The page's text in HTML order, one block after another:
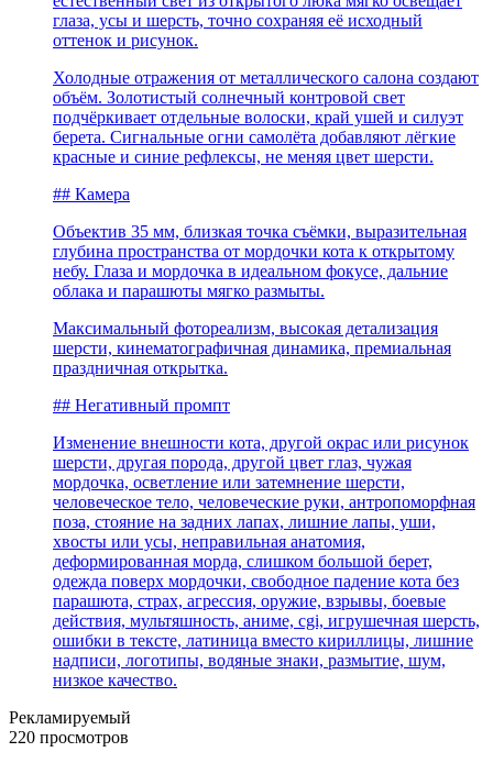
глаза, усы и шерсть, точно сохраняя её исходный
оттенок и рисунок.
Холодные отражения от металлического салона создают
объём. Золотистый солнечный контровой свет
подчёркивает отдельные волоски, край ушей и силуэт
берета. Сигнальные огни самолёта добавляют лёгкие
красные и синие рефлексы, не меняя цвет шерсти.
## Камера
Объектив 35 мм, близкая точка съёмки, выразительная
глубина пространства от мордочки кота к открытому
небу. Глаза и мордочка в идеальном фокусе, дальние
облака и парашюты мягко размыты.
Максимальный фотореализм, высокая детализация
шерсти, кинематографичная динамика, премиальная
праздничная открытка.
## Негативный промпт
Изменение внешности кота, другой окрас или рисунок
шерсти, другая порода, другой цвет глаз, чужая
мордочка, осветление или затемнение шерсти,
человеческое тело, человеческие руки, антропоморфная
поза, стояние на задних лапах, лишние лапы, уши,
хвосты или усы, неправильная анатомия,
деформированная морда, слишком большой берет,
одежда поверх мордочки, свободное падение кота без
парашюта, страх, агрессия, оружие, взрывы, боевые
действия, мультяшность, аниме, cgi, игрушечная шерсть,
ошибки в тексте, латиница вместо кириллицы, лишние
надписи, логотипы, водяные знаки, размытие, шум,
низкое качество.
Рекламируемый
220 просмотров